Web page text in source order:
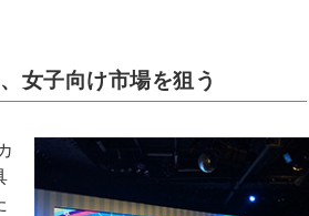
女子向け市場を狙う